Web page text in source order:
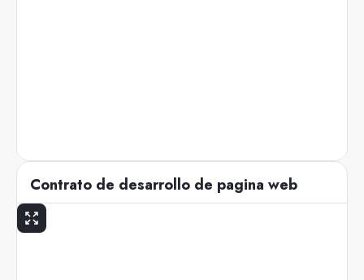
Contrato de desarrollo de pagina web